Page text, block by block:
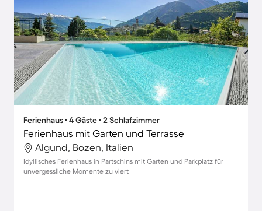
Ferienhaus ∙ 4 Gäste ∙ 2 Schlafzimmer
Ferienhaus mit Garten und Terrasse
Algund, Bozen, Italien
Idyllisches Ferienhaus in Partschins mit Garten und Parkplatz für
unvergessliche Momente zu viert